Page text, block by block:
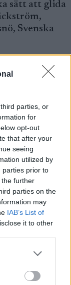
parties, or
for
opt-out
that after your
seeing
utilized by
parties prior to
further
parties on the
may
IAB’s List of
it to other
more Google
may click to
party tags to
sätt att glida
Svenska
ett mycket
Alla på snö-
aldrig
i samarbete
Värmdö